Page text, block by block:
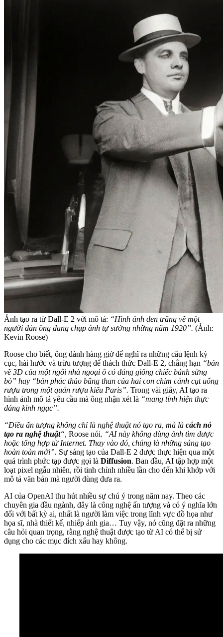
Ảnh tạo ra từ Dall-E 2 với mô tả: “Hình ảnh đen trắng về một
người đàn ông đang chụp ảnh tự sướng những năm 1920”. (Ảnh:
Kevin Roose)
Roose cho biết, ông dành hàng giờ để nghĩ ra những câu lệnh kỳ
cục, hài hước và trừu tượng để thách thức Dall-E 2, chẳng hạn “bản
vẽ 3D của một ngôi nhà ngoại ô có dáng giống chiếc bánh sừng
bò” hay “bản phác thảo bằng than của hai con chim cánh cụt uống
rượu trong một quán rượu kiểu Paris”. Trong vài giây, AI tạo ra
hình ảnh mô tả yêu cầu mà ông nhận xét là “mang tính hiện thực
đáng kinh ngạc”.
“Điều ấn tượng không chỉ là nghệ thuật nó tạo ra, mà là cách nó
tạo ra nghệ thuật“, Roose nói. “AI này không dùng ảnh tìm được
hoặc tổng hợp từ Internet. Thay vào đó, chúng là những sáng tạo
hoàn toàn mới”. Sự sáng tạo của Dall-E 2 được thực hiện qua một
quá trình phức tạp được gọi là Diffusion. Ban đầu, AI tập hợp một
loạt pixel ngẫu nhiên, rồi tinh chỉnh nhiều lần cho đến khi khớp với
mô tả văn bản mà người dùng đưa ra.
AI của OpenAI thu hút nhiều sự chú ý trong năm nay. Theo các
chuyên gia đầu ngành, đây là công nghệ ấn tượng và có ý nghĩa lớn
đối với bất kỳ ai, nhất là người làm việc trong lĩnh vực đồ họa như
họa sĩ, nhà thiết kế, nhiếp ảnh gia… Tuy vậy, nó cũng đặt ra những
câu hỏi quan trọng, rằng nghệ thuật được tạo từ AI có thể bị sử
dụng cho các mục đích xấu hay không.